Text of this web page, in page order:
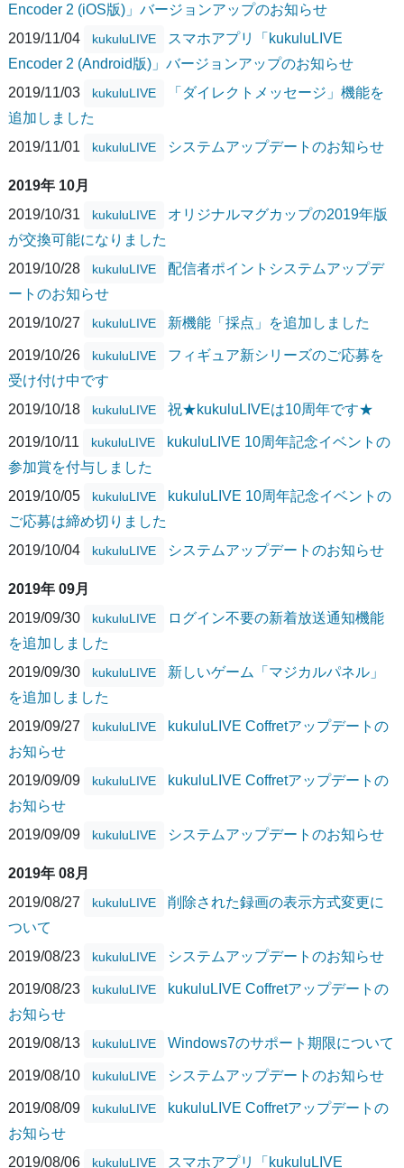
Encoder 2 (iOS版)」バージョンアップのお知らせ
2019/11/04
kukuluLIVE
スマホアプリ「kukuluLIVE
Encoder 2 (Android版)」バージョンアップのお知らせ
2019/11/03
kukuluLIVE
「ダイレクトメッセージ」機能を
追加しました
2019/11/01
kukuluLIVE システムアップデートのお知らせ
2019年 10月
2019/10/31
kukuluLIVE
オリジナルマグカップの2019年版
が交換可能になりました
2019/10/28
kukuluLIVE
配信者ポイントシステムアップデ
ートのお知らせ
2019/10/27
kukuluLIVE 新機能「採点」を追加しました
2019/10/26 kukuluLIVE
フィギュア新シリーズのご応募を
受け付け中です
2019/10/18
kukuluLIVE 祝★kukuluLIVEは10周年です★
2019/10/11 kukuluLIVE
kukuluLIVE 10周年記念イベントの
参加賞を付与しました
2019/10/05
kukuluLIVE
kukuluLIVE 10周年記念イベントの
ご応募は締め切りました
2019/10/04
kukuluLIVE システムアップデートのお知らせ
2019年 09月
2019/09/30
kukuluLIVE
ログイン不要の新着放送通知機能
を追加しました
2019/09/30
kukuluLIVE
新しいゲーム「マジカルパネル」
を追加しました
2019/09/27
kukuluLIVE
kukuluLIVE Coffretアップデートの
お知らせ
2019/09/09
kukuluLIVE
kukuluLIVE Coffretアップデートの
お知らせ
2019/09/09
kukuluLIVE システムアップデートのお知らせ
2019年 08月
2019/08/27
kukuluLIVE
削除された録画の表示方式変更に
ついて
2019/08/23
kukuluLIVE システムアップデートのお知らせ
2019/08/23 kukuluLIVE
kukuluLIVE Coffretアップデートの
お知らせ
2019/08/13
kukuluLIVE Windows7のサポート期限について
2019/08/10 kukuluLIVE システムアップデートのお知らせ
2019/08/09 kukuluLIVE
kukuluLIVE Coffretアップデートの
お知らせ
2019/08/06
kukuluLIVE スマホアプリ「kukuluLIVE